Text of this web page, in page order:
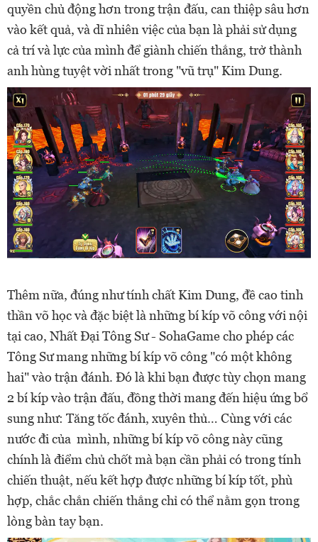
quyền chủ động hơn trong trận đấu, can thiệp sâu hơn
vào kết quả, và dĩ nhiên việc của bạn là phải sử dụng
cả trí và lực của mình để giành chiến thắng, trở thành
anh hùng tuyệt vời nhất trong "vũ trụ" Kim Dung.
Thêm nữa, đúng như tính chất Kim Dung, đề cao tinh
thần võ học và đặc biệt là những bí kíp võ công với nội
tại cao, Nhất Đại Tông Sư - SohaGame cho phép các
Tông Sư mang những bí kíp võ công "có một không
hai" vào trận đánh. Đó là khi bạn được tùy chọn mang
2 bí kíp vào trận đấu, đồng thời mang đến hiệu ứng bổ
sung như: Tăng tốc đánh, xuyên thủ… Cùng với các
nước đi của mình, những bí kíp võ công này cũng
chính là điểm chủ chốt mà bạn cần phải có trong tính
chiến thuật, nếu kết hợp được những bí kíp tốt, phù
hợp, chắc chắn chiến thắng chỉ có thể nằm gọn trong
lòng bàn tay bạn.